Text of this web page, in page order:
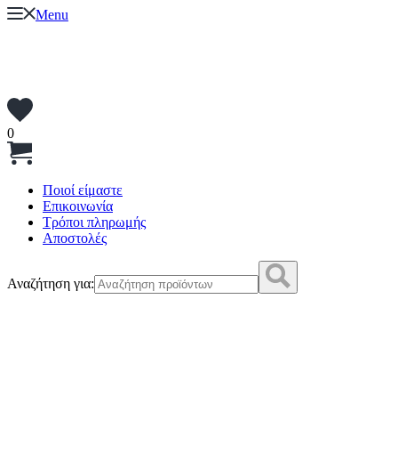
Menu
0
Ποιοί είμαστε
Επικοινωνία
Τρόποι πληρωμής
Αποστολές
Αναζήτηση για: